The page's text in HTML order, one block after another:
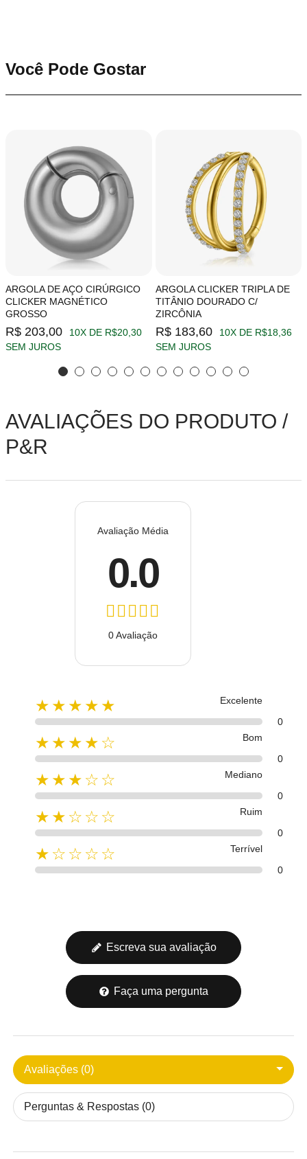
Você Pode Gostar
ARGOLA DE AÇO CIRÚRGICO
CLICKER MAGNÉTICO
GROSSO
R$ 203,00
10X DE R$20,30
SEM JUROS
ARGOLA CLICKER TRIPLA DE
TITÂNIO DOURADO C/
ZIRCÔNIA
R$ 183,60
10X DE R$18,36
SEM JUROS
AVALIAÇÕES DO PRODUTO /
P&R
Avaliação Média
0.0
0 Avaliação
★★★★★
Excelente
0
★★★★☆
Bom
0
★★★☆☆
Mediano
0
★★☆☆☆
Ruim
0
★☆☆☆☆
Terrível
0
Escreva sua avaliação
Faça uma pergunta
Avaliações (0)
Perguntas & Respostas (0)